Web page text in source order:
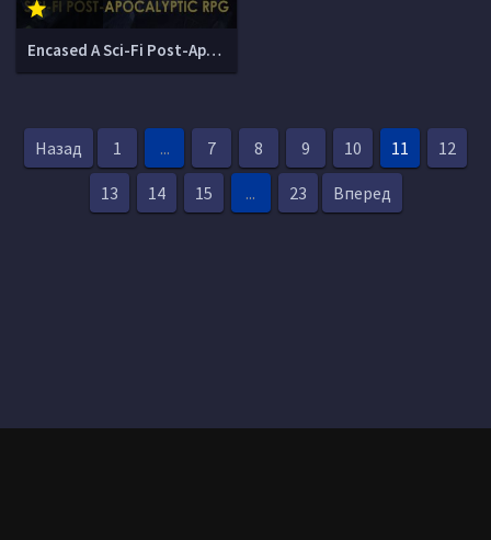
Encased A Sci-Fi Post-Apocalyptic RPG
Назад 1 ... 7 8 9 10 11 12
13 14 15 ... 23 Вперед